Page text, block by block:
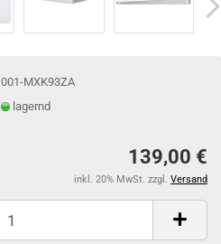
001-MXK93ZA
lagernd
139,00 €
inkl. 20% MwSt. zzgl. Versand